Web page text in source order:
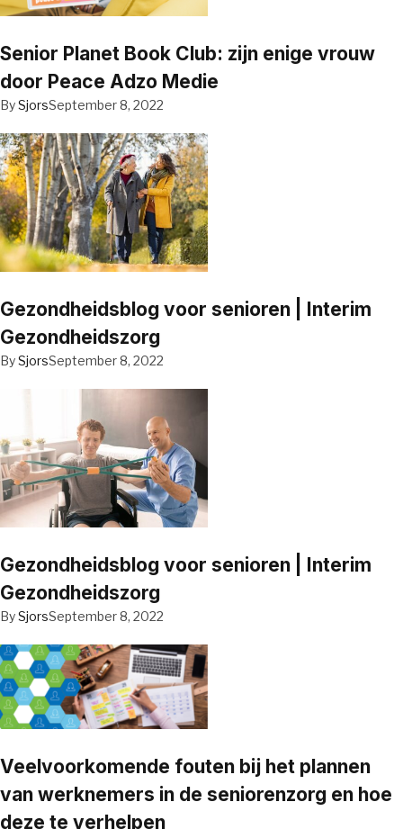
Senior Planet Book Club: zijn enige vrouw
door Peace Adzo Medie
BySjorsSeptember 8, 2022
Gezondheidsblog voor senioren | Interim
Gezondheidszorg
BySjorsSeptember 8, 2022
Gezondheidsblog voor senioren | Interim
Gezondheidszorg
BySjorsSeptember 8, 2022
Veelvoorkomende fouten bij het plannen
van werknemers in de seniorenzorg en hoe
deze te verhelpen